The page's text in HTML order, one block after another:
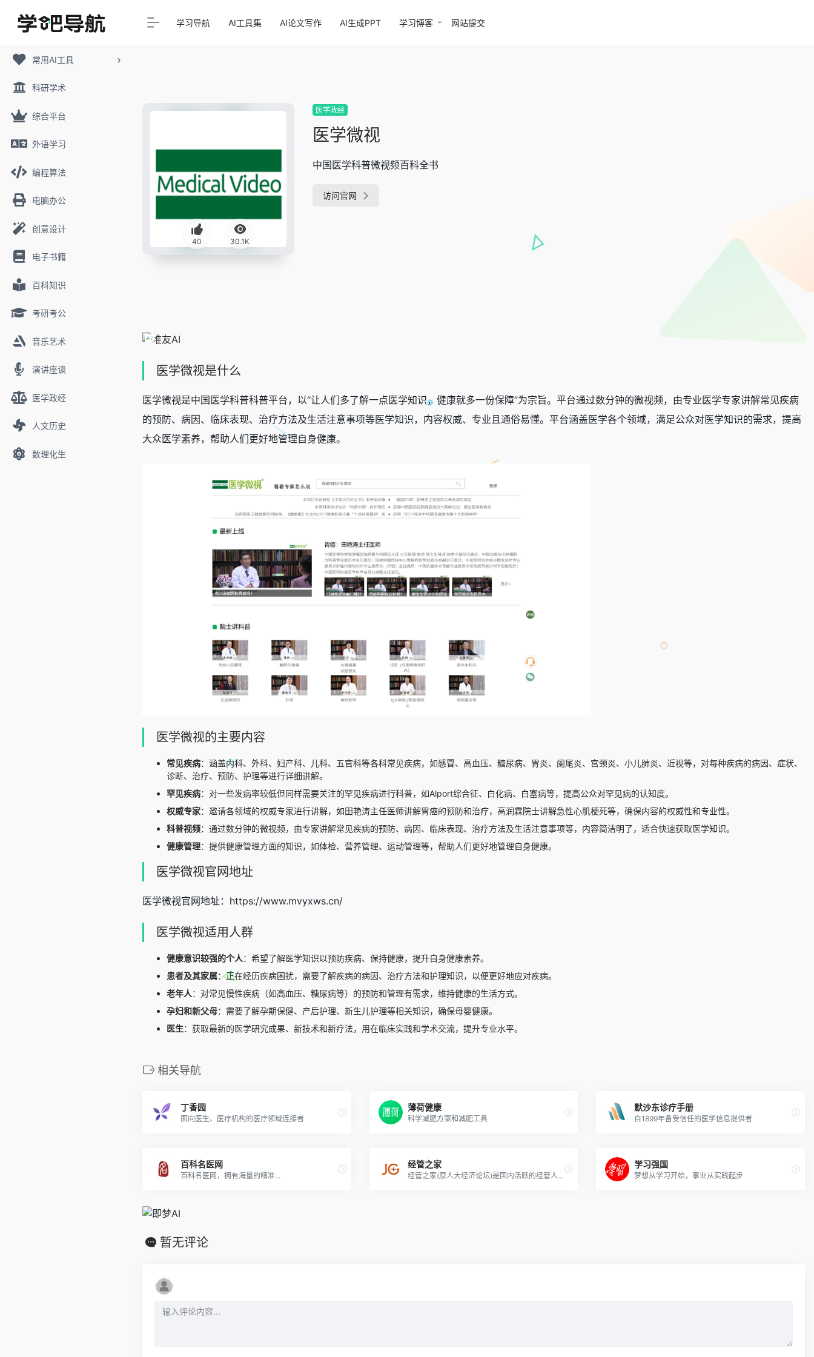
常用AI工具
科研学术
综合平台
外语学习
编程算法
电脑办公
创意设计
电子书籍
百科知识
考研考公
音乐艺术
演讲座谈
医学政经
人文历史
数理化生
学习导航 AI工具集 AI论文写作 AI生成PPT 学习博客 网站提交
40 30.1K
医学政经
医学微视
中国医学科普微视频百科全书
访问官网
医学微视是什么
医学微视是中国医学科普科普平台，以“让人们多了解一点医学知识，健康就多一份保障”为宗旨。平台通过数分钟的微视频，由专业医学专家讲解常见疾病
的预防、病因、临床表现、治疗方法及生活注意事项等医学知识，内容权威、专业且通俗易懂。平台涵盖医学各个领域，满足公众对医学知识的需求，提高
大众医学素养，帮助人们更好地管理自身健康。
医学微视的主要内容
常见疾病：涵盖内科、外科、妇产科、儿科、五官科等各科常见疾病，如感冒、高血压、糖尿病、胃炎、阑尾炎、宫颈炎、小儿肺炎、近视等，对每种疾病的病因、症状、
诊断、治疗、预防、护理等进行详细讲解。
罕见疾病：对一些发病率较低但同样需要关注的罕见疾病进行科普，如Alport综合征、白化病、白塞病等，提高公众对罕见病的认知度。
权威专家：邀请各领域的权威专家进行讲解，如田艳涛主任医师讲解胃癌的预防和治疗，高润霖院士讲解急性心肌梗死等，确保内容的权威性和专业性。
科普视频：通过数分钟的微视频，由专家讲解常见疾病的预防、病因、临床表现、治疗方法及生活注意事项等，内容简洁明了，适合快速获取医学知识。
健康管理：提供健康管理方面的知识，如体检、营养管理、运动管理等，帮助人们更好地管理自身健康。
医学微视官网地址
医学微视官网地址：https://www.mvyxws.cn/
医学微视适用人群
健康意识较强的个人：希望了解医学知识以预防疾病、保持健康，提升自身健康素养。
患者及其家属：正在经历疾病困扰，需要了解疾病的病因、治疗方法和护理知识，以便更好地应对疾病。
老年人：对常见慢性疾病（如高血压、糖尿病等）的预防和管理有需求，维持健康的生活方式。
孕妇和新父母：需要了解孕期保健、产后护理、新生儿护理等相关知识，确保母婴健康。
医生：获取最新的医学研究成果、新技术和新疗法，用在临床实践和学术交流，提升专业水平。
相关导航
丁香园
面向医生、医疗机构的医疗领域连接者
薄荷健康
科学减肥方案和减肥工具
默沙东诊疗手册
自1899年备受信任的医学信息提供者
百科名医网
百科名医网，拥有海量的精准...
经管之家
经管之家(原人大经济论坛)是国内活跃的经管人士的网络社区平台
学习强国
梦想从学习开始，事业从实践起步
暂无评论